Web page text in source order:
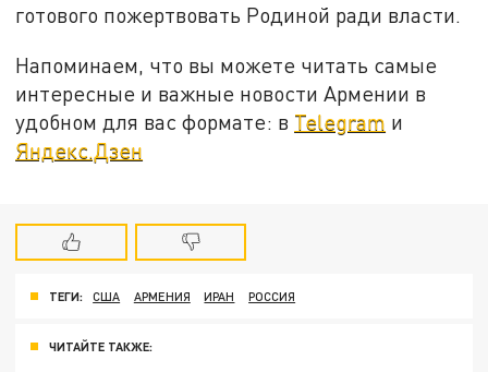
готового пожертвовать Родиной ради власти.
Напоминаем, что вы можете читать самые
интересные и важные новости Армении в
удобном для вас формате: в Telegram и
Яндекс.Дзен
ТЕГИ: США АРМЕНИЯ ИРАН РОССИЯ
ЧИТАЙТЕ ТАКЖЕ: